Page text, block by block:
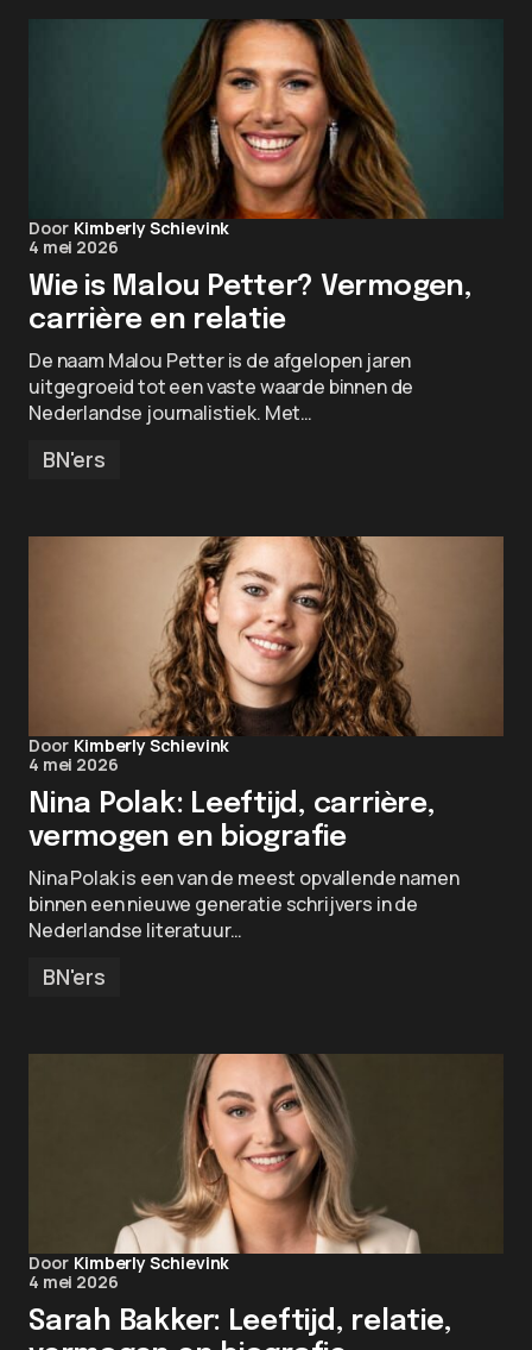
Door Kimberly Schievink
4 mei 2026
Wie is Malou Petter? Vermogen,
carrière en relatie
De naam Malou Petter is de afgelopen jaren
uitgegroeid tot een vaste waarde binnen de
Nederlandse journalistiek. Met…
BN'ers
Door Kimberly Schievink
4 mei 2026
Nina Polak: Leeftijd, carrière,
vermogen en biografie
Nina Polak is een van de meest opvallende namen
binnen een nieuwe generatie schrijvers in de
Nederlandse literatuur…
BN'ers
Door Kimberly Schievink
4 mei 2026
Sarah Bakker: Leeftijd, relatie,